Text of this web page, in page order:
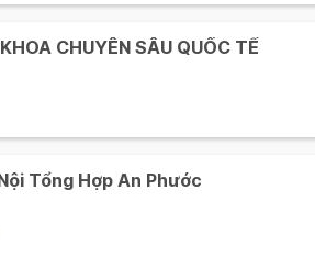
CHUYÊN SÂU QUỐC TẾ
Tổng Hợp An Phước